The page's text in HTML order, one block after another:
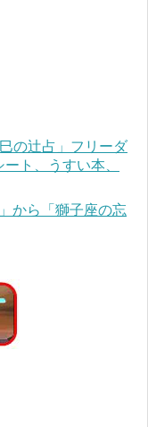
の辻占」フリーダ
ト、うすい本、
から「獅子座の忘